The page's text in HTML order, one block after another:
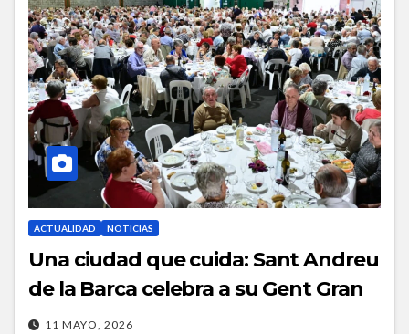
ACTUALIDAD NOTICIAS
Una ciudad que cuida: Sant Andreu
de la Barca celebra a su Gent Gran
11 MAYO, 2026